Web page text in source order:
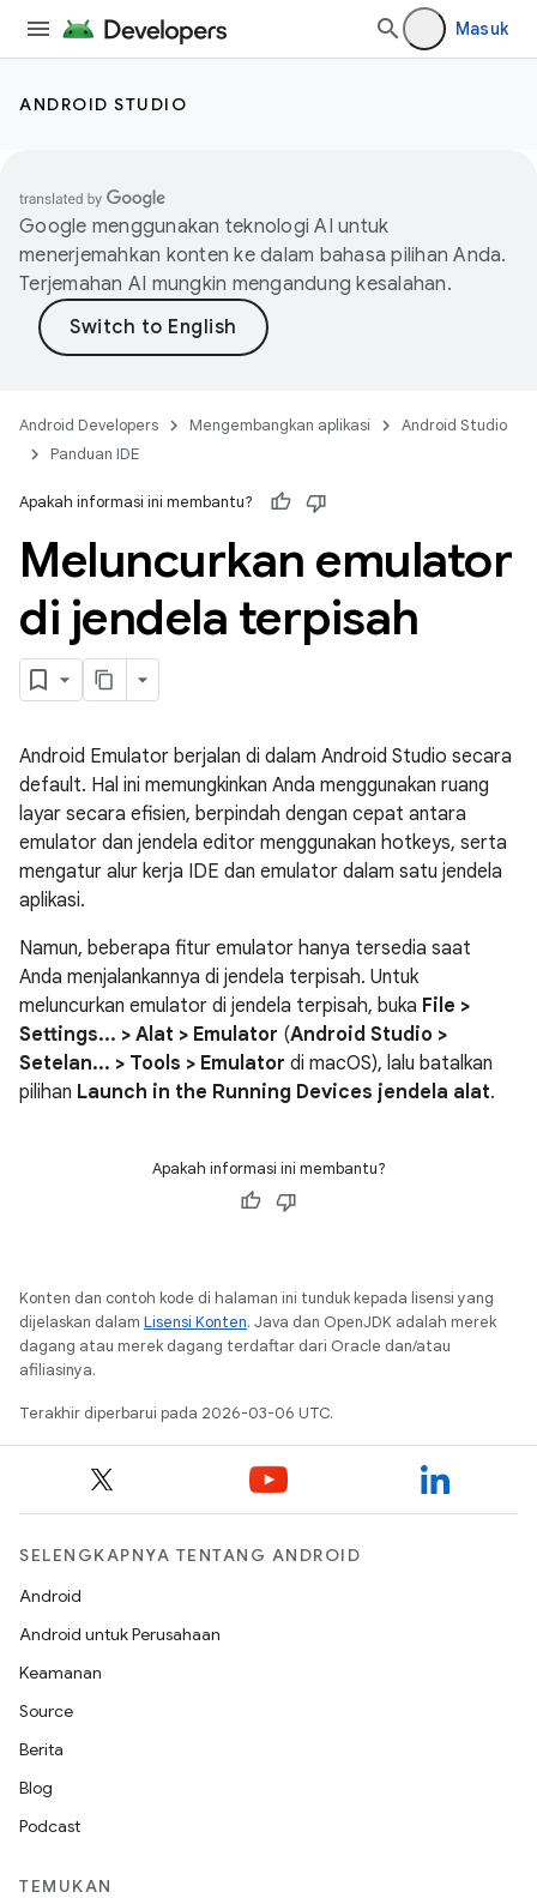
Masuk
ANDROID STUDIO
Google menggunakan teknologi AI untuk
menerjemahkan konten ke dalam bahasa pilihan Anda.
Terjemahan AI mungkin mengandung kesalahan.
Android Developers Mengembangkan aplikasi
Android Studio
Panduan IDE
Apakah informasi ini membantu?
Meluncurkan emulator
di jendela terpisah
Android Emulator berjalan di dalam Android Studio secara
default. Hal ini memungkinkan Anda menggunakan ruang
layar secara efisien, berpindah dengan cepat antara
emulator dan jendela editor menggunakan hotkeys, serta
mengatur alur kerja IDE dan emulator dalam satu jendela
aplikasi.
Namun, beberapa fitur emulator hanya tersedia saat
Anda menjalankannya di jendela terpisah. Untuk
meluncurkan emulator di jendela terpisah, buka File >
Settings... > Alat > Emulator (Android Studio >
Setelan... > Tools > Emulator di macOS), lalu batalkan
pilihan Launch in the Running Devices jendela alat.
Apakah informasi ini membantu?
Konten dan contoh kode di halaman ini tunduk kepada lisensi yang
dijelaskan dalam Lisensi Konten. Java dan OpenJDK adalah merek
dagang atau merek dagang terdaftar dari Oracle dan/atau
afiliasinya.
Terakhir diperbarui pada 2026-03-06 UTC.
SELENGKAPNYA TENTANG ANDROID
Android
Android untuk Perusahaan
Keamanan
Source
Berita
Blog
Podcast
TEMUKAN